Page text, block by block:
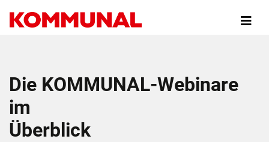
zum
Die KOMMUNAL-Webinare
im
Überblick